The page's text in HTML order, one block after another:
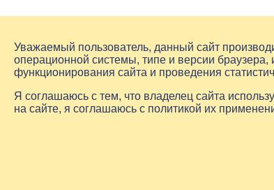
Уважаемый пользователь, данный сайт
операционной системы, типе и версии браузера,
функционирования сайта и проведения
Я соглашаюсь с тем, что владелец сайта
на сайте, я соглашаюсь с политикой их